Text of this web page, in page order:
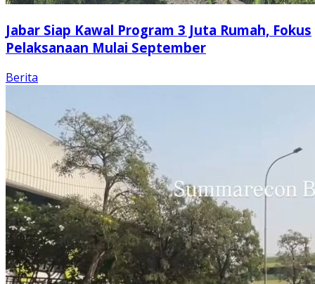
Jabar Siap Kawal Program 3 Juta Rumah, Fokus
Pelaksanaan Mulai September
Berita